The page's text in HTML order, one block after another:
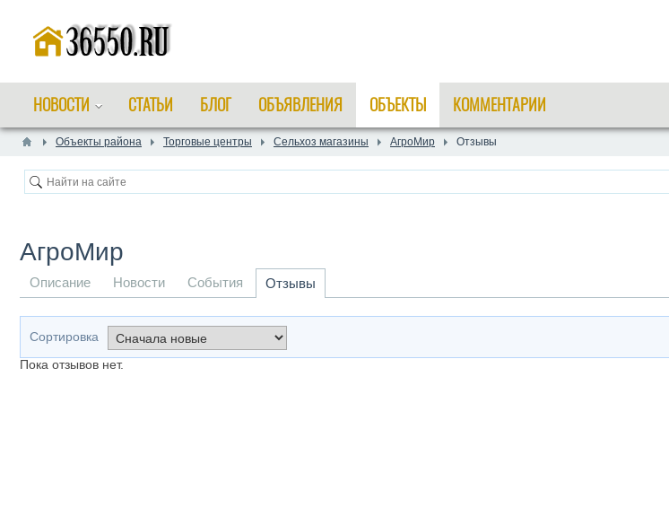
НОВОСТИ СТАТЬИ БЛОГ ОБЪЯВЛЕНИЯ ОБЪЕКТЫ КОММЕНТАРИИ
Объекты района Торговые центры Сельхоз магазины АгроМир Отзывы
АгроМир
Описание Новости События Отзывы
Сортировка
Пока отзывов нет.